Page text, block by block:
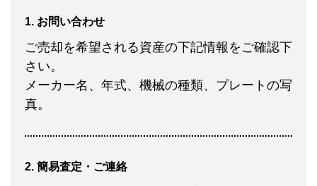
1. お問い合わせ
ご売却を希望される資産の下記情報をご確認下
さい。
メーカー名、年式、機械の種類、プレートの写
真。
2. 簡易査定・ご連絡